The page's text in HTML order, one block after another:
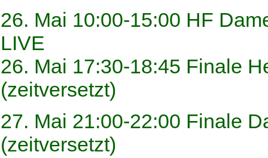
26. Mai 10:00-15:00 HF
LIVE
26. Mai 17:30-18:45 Finale
(zeitversetzt)
27. Mai 21:00-22:00 Finale
(zeitversetzt)